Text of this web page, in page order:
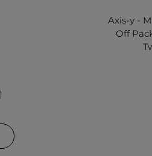
Axis-y -
Off